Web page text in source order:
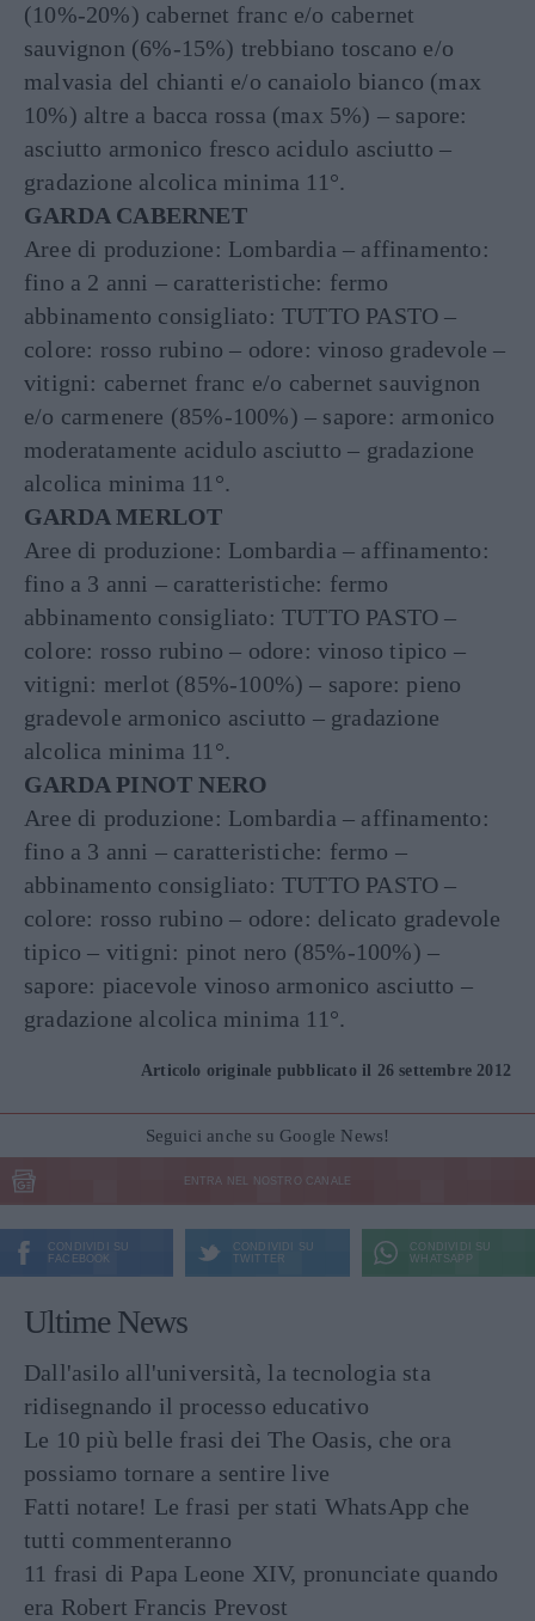
(10%-20%) cabernet franc e/o cabernet
sauvignon (6%-15%) trebbiano toscano e/o
malvasia del chianti e/o canaiolo bianco (max
10%) altre a bacca rossa (max 5%) – sapore:
asciutto armonico fresco acidulo asciutto –
gradazione alcolica minima 11°.
GARDA CABERNET
Aree di produzione: Lombardia – affinamento:
fino a 2 anni – caratteristiche: fermo
abbinamento consigliato: TUTTO PASTO –
colore: rosso rubino – odore: vinoso gradevole –
vitigni: cabernet franc e/o cabernet sauvignon
e/o carmenere (85%-100%) – sapore: armonico
moderatamente acidulo asciutto – gradazione
alcolica minima 11°.
GARDA MERLOT
Aree di produzione: Lombardia – affinamento:
fino a 3 anni – caratteristiche: fermo
abbinamento consigliato: TUTTO PASTO –
colore: rosso rubino – odore: vinoso tipico –
vitigni: merlot (85%-100%) – sapore: pieno
gradevole armonico asciutto – gradazione
alcolica minima 11°.
GARDA PINOT NERO
Aree di produzione: Lombardia – affinamento:
fino a 3 anni – caratteristiche: fermo –
abbinamento consigliato: TUTTO PASTO –
colore: rosso rubino – odore: delicato gradevole
tipico – vitigni: pinot nero (85%-100%) –
sapore: piacevole vinoso armonico asciutto –
gradazione alcolica minima 11°.
Articolo originale pubblicato il 26 settembre 2012
Seguici anche su Google News!
ENTRA NEL NOSTRO CANALE
CONDIVIDI SU
FACEBOOK
CONDIVIDI SU
TWITTER
CONDIVIDI SU
WHATSAPP
Ultime News
Dall'asilo all'università, la tecnologia sta
ridisegnando il processo educativo
Le 10 più belle frasi dei The Oasis, che ora
possiamo tornare a sentire live
Fatti notare! Le frasi per stati WhatsApp che
tutti commenteranno
11 frasi di Papa Leone XIV, pronunciate quando
era Robert Francis Prevost